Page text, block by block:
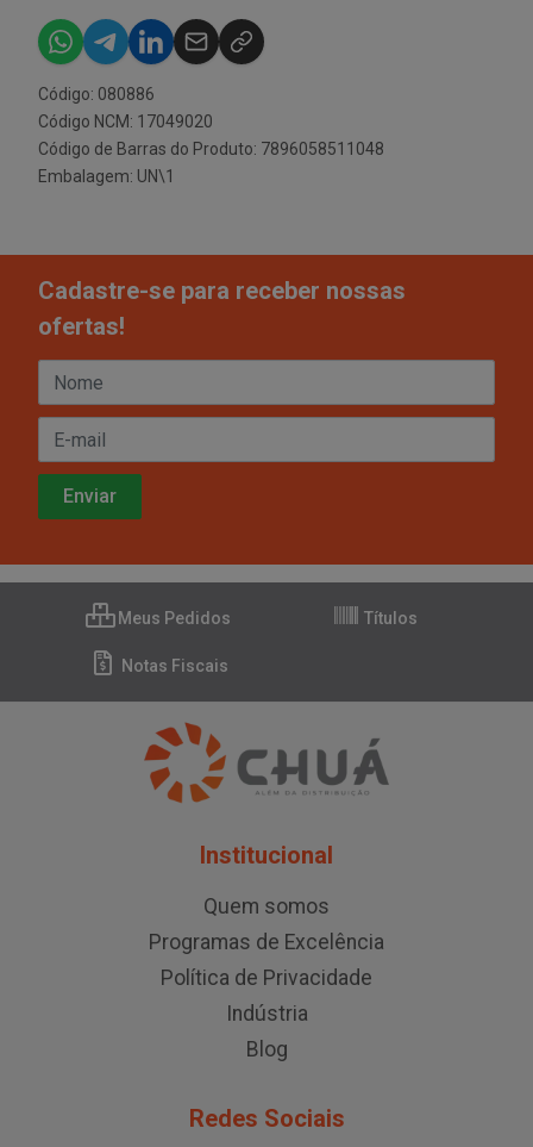
Código: 080886
Código NCM: 17049020
Código de Barras do Produto: 7896058511048
Embalagem: UN\1
Cadastre-se para receber nossas
ofertas!
Meus Pedidos Títulos
Notas Fiscais
Institucional
Quem somos
Programas de Excelência
Política de Privacidade
Indústria
Blog
Redes Sociais